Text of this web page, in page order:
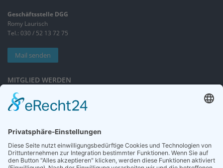
Geschäftsstelle DGG
Romy Laurisch
Tel.: 030 / 52 13 72 75
Mail senden
MITGLIED WERDEN
Sieben gute Gründe
für Ihre Mitgliedschaft
NEWSLETTER